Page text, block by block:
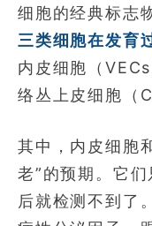
细胞的经典标志
三类细胞在发育
内皮细胞（
络丛上皮细胞（
其中，内皮细胞
老”的预期。它们
后就检测不到了